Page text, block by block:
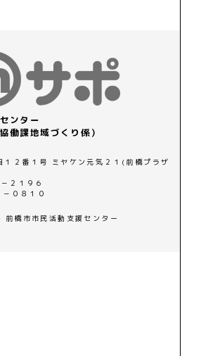
ンター
働課地域づくり係）
１２番１号 ミヤケン元気２１(前橋プラザ
２１９６
０８１０
橋市市民活動支援センター